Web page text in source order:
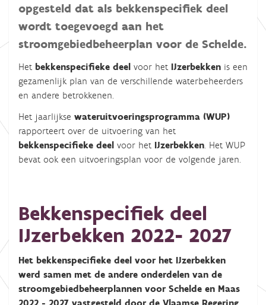
opgesteld dat als bekkenspecifiek deel
wordt toegevoegd aan het
stroomgebiedbeheerplan voor de Schelde.
Het bekkenspecifieke deel voor het IJzerbekken is een
gezamenlijk plan van de verschillende waterbeheerders
en andere betrokkenen.
Het jaarlijkse wateruitvoeringsprogramma (WUP)
rapporteert over de uitvoering van het
bekkenspecifieke deel voor het IJzerbekken . Het WUP
bevat ook een uitvoeringsplan voor de volgende jaren.
Bekkenspecifiek deel
IJzerbekken 2022- 2027
Het bekkenspecifieke deel voor het IJzerbekken
werd samen met de andere onderdelen van de
stroomgebiedbeheerplannen voor Schelde en Maas